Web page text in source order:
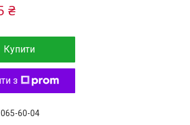
₴
Купити
з
60-04